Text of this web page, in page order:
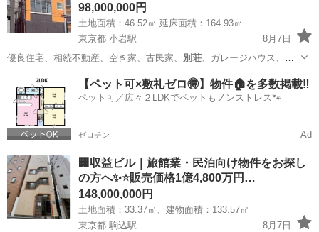
98,000,000円
土地面積：46.52㎡ 延床面積：164.93㎡
東京都 小岩駅
8月7日
優良住宅、相続不動産、空き家、古民家、 別荘、ガレージハウス、オ
ーシャンビュー …
江戸川区 小岩駅 その他 物件
【ペット可×敷礼ゼロ🉐】物件🏠を多数掲載‼️
ペット可／広々２LDKでペットもノンストレス🐾
ゼロチン Ad
🏢収益ビル｜旅館業・民泊向け物件をお探し
の方へ✨⭐️販売価格1億4,800万円…
148,000,000円
土地面積：33.37㎡、建物面積：133.57㎡
東京都 駒込駅
8月7日